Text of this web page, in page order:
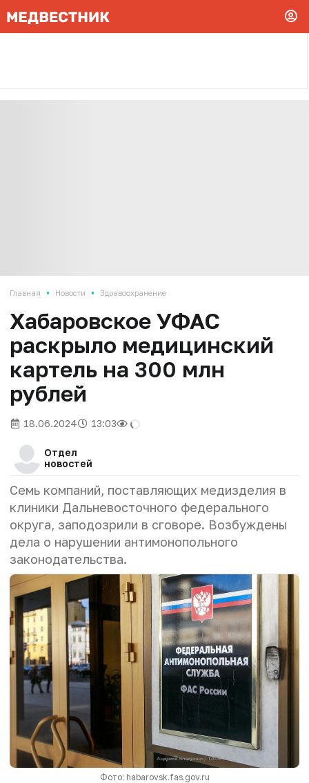
Главная • Новости • Здравоохранение
Хабаровское УФАС
раскрыло медицинский
картель на 300 млн
рублей
18.06.2024 13:03
Отдел
новостей
Семь компаний, поставляющих медизделия в
клиники Дальневосточного федерального
округа, заподозрили в сговоре. Возбуждены
дела о нарушении антимонопольного
законодательства.
Фото: habarovsk.fas.gov.ru